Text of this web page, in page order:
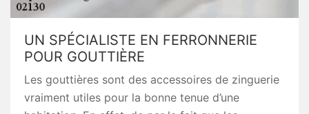
UN SPÉCIALISTE EN FERRONNERIE
POUR GOUTTIÈRE
Les gouttières sont des accessoires de zinguerie
vraiment utiles pour la bonne tenue d’une